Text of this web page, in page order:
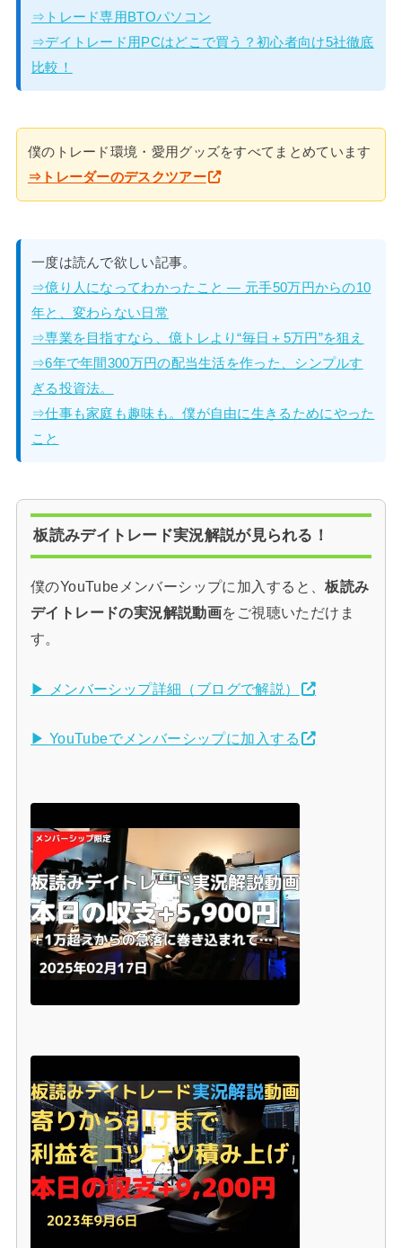
⇒トレード専用BTOパソコン
⇒デイトレード用PCはどこで買う？初心者向け5社徹底
比較！
僕のトレード環境・愛用グッズをすべてまとめています
⇒トレーダーのデスクツアー
一度は読んで欲しい記事。
⇒億り人になってわかったこと — 元手50万円からの10
年と、変わらない日常
⇒専業を目指すなら、億トレより“毎日＋5万円”を狙え
⇒6年で年間300万円の配当生活を作った、シンプルす
ぎる投資法。
⇒仕事も家庭も趣味も。僕が自由に生きるためにやった
こと
板読みデイトレード実況解説が見られる！
僕のYouTubeメンバーシップに加入すると、板読み
デイトレードの実況解説動画をご視聴いただけま
す。
▶ メンバーシップ詳細（ブログで解説）
▶ YouTubeでメンバーシップに加入する